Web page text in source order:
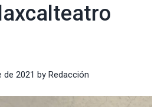
de 2021 by Redacción